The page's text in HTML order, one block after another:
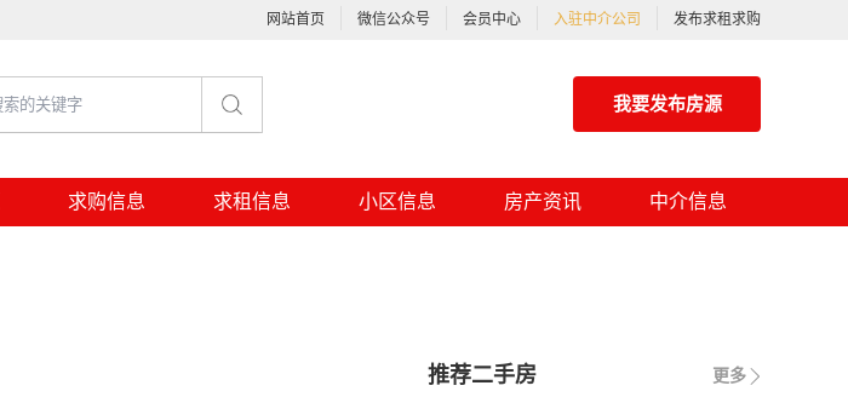
网站首页 微信公众号 会员中心 入驻中介公司 发布求租求购
我要发布房源
求购信息 求租信息 小区信息 房产资讯 中介信息
更多
推荐二手房